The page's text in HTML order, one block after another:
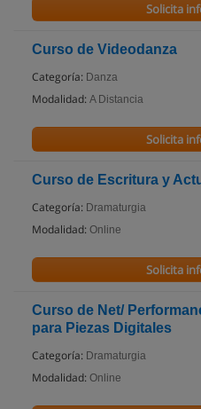
Solicita
Curso de Videodanza
Categoría: Danza
Modalidad: A Distancia
Solicita
Curso de Escritura y
Categoría: Dramaturgia
Modalidad: Online
Solicita
Curso de Net/
para Piezas Digitales
Categoría: Dramaturgia
Modalidad: Online